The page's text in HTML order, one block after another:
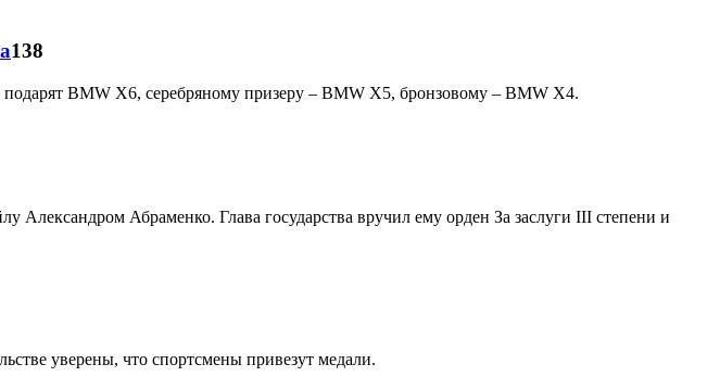
138
BMW X6, серебряному призеру – BMW X5, бронзовому – BMW X4.
Абраменко. Глава государства вручил ему орден За заслуги III степени и
уверены, что спортсмены привезут медали.